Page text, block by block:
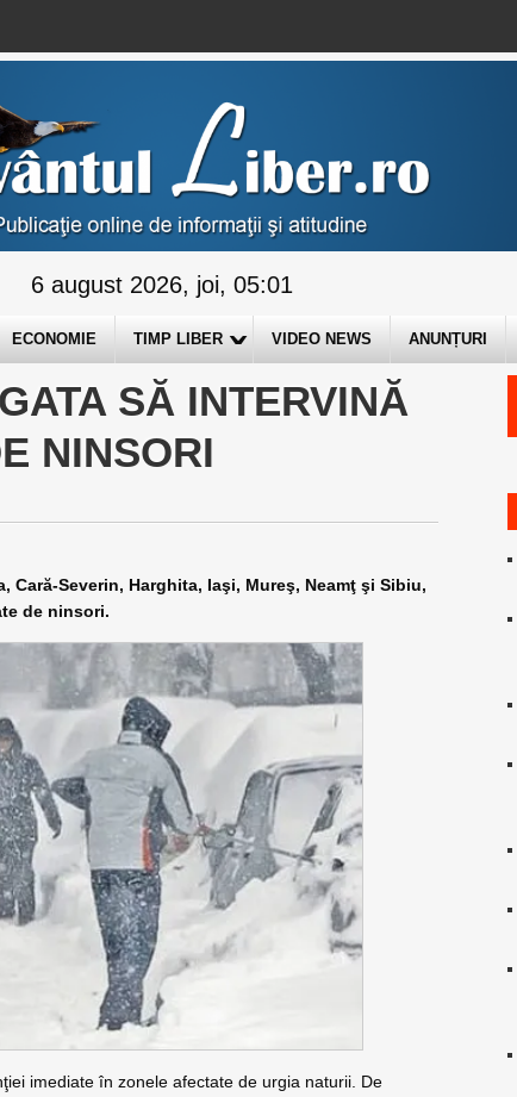
6 august 2026, joi, 05:01
ECONOMIE TIMP LIBER VIDEO NEWS ANUNȚURI
SĂ INTERVINĂ
NINSORI
Severin, Harghita, Iaşi, Mureş, Neamţ şi Sibiu,
de ninsori.
imediate în zonele afectate de urgia naturii. De